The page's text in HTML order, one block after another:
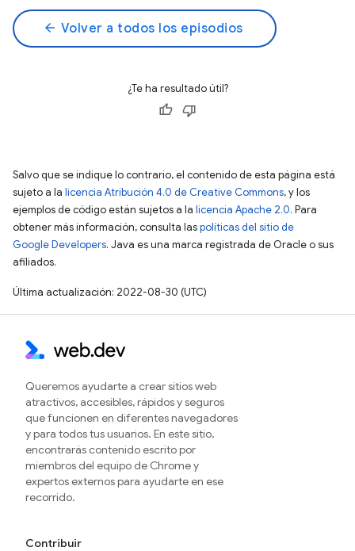
arrow_back Volver a todos los episodios
¿Te ha resultado útil?
Salvo que se indique lo contrario, el contenido de esta página está
sujeto a la licencia Atribución 4.0 de Creative Commons, y los
ejemplos de código están sujetos a la licencia Apache 2.0. Para
obtener más información, consulta laspolíticas del sitio de
Google Developers. Java es una marca registrada de Oracle o sus
afiliados.
Última actualización: 2022-08-30 (UTC)
Queremos ayudarte a crear sitios web
atractivos, accesibles, rápidos y seguros
que funcionen en diferentes navegadores
y para todos tus usuarios. En este sitio,
encontrarás contenido escrito por
miembros del equipo de Chrome y
expertos externos para ayudarte en ese
recorrido.
Contribuir